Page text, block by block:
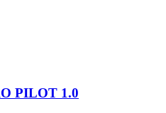
PILOT 1.0